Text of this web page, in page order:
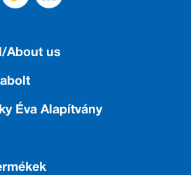
About us
Éva Alapítvány